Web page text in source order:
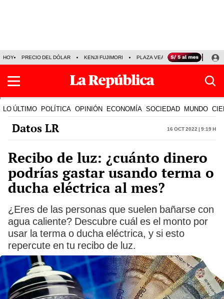
HOY PRECIO DEL DÓLAR KENJI FUJIMORI PLAZA VEA FERIADOS
LO ÚLTIMO POLÍTICA OPINIÓN ECONOMÍA SOCIEDAD MUNDO
Datos LR 16 Oct 2022 | 9:19 h
Recibo de luz: ¿cuánto dinero
podrías gastar usando terma o
ducha eléctrica al mes?
¿Eres de las personas que suelen bañarse con
agua caliente? Descubre cuál es el monto por
usar la terma o ducha eléctrica, y si esto
repercute en tu recibo de luz.